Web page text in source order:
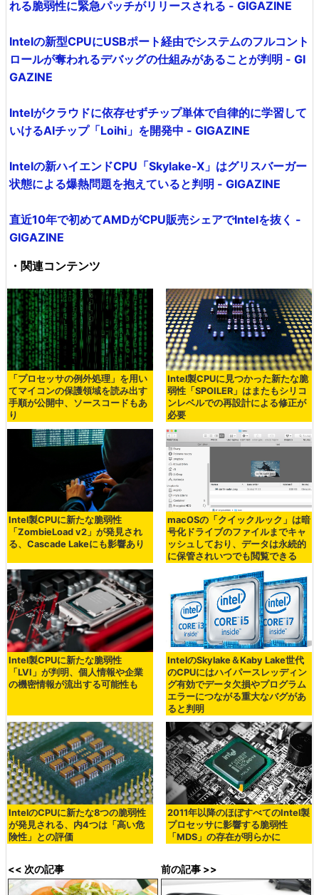
れる脆弱性に緊急パッチがリリースされる - GIGAZINE
Intelの新型CPUにUSBポート経由でシステムのフルコント
ロールが奪われるデバッグの仕組みがあることが判明 - GI
GAZINE
Intelがクラウドに依存せずチップ単体で自律的に学習して
いけるAIチップ「Loihi」を開発中 - GIGAZINE
Intelの新ハイエンドCPU「Skylake-X」はグリスバーガー
状態による爆熱問題を抱えていると判明 - GIGAZINE
直近10年で初めてAMDがCPU販売シェアでIntelを抜く -
GIGAZINE
・関連コンテンツ
「プロセッサの例外処理」を用い
てマイコンの保護領域を読み出す
手順が公開中、ソースコードもあ
り
Intel製CPUに見つかった新たな脆
弱性「SPOILER」はまたもシリコ
ンレベルでの再設計による修正が
必要
Intel製CPUに新たな脆弱性
「ZombieLoad v2」が発見され
る、Cascade Lakeにも影響あり
macOSの「クイックルック」は暗
号化ドライブのファイルまでキャ
ッシュしており、データは永続的
に保管されいつでも閲覧できる
Intel製CPUに新たな脆弱性
「LVI」が判明、個人情報や企業
の機密情報が流出する可能性も
IntelのSkylake＆Kaby Lake世代
のCPUにはハイパースレッディン
グ有効でデータ欠損やプログラム
エラーにつながる重大なバグがあ
ると判明
IntelのCPUに新たな8つの脆弱性
が発見される、内4つは「高い危
険性」との評価
2011年以降のほぼすべてのIntel製
プロセッサに影響する脆弱性
「MDS」の存在が明らかに
<< 次の記事 前の記事 >>